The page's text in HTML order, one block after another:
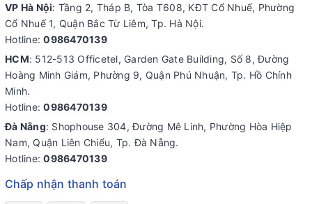
VP Hà Nội: Tầng 2, Tháp B, Tòa T608, KĐT Cổ Nhuế, Phường
Cổ Nhuế 1, Quận Bắc Từ Liêm, Tp. Hà Nội.
Hotline:0986470139
HCM: 512-513 Officetel, Garden Gate Building, Số 8, Đường
Hoàng Minh Giám, Phường 9, Quận Phú Nhuận, Tp. Hồ Chính
Minh.
Hotline:0986470139
Đà Nẵng: Shophouse 304, Đường Mê Linh, Phường Hòa Hiệp
Nam, Quận Liên Chiểu, Tp. Đà Nẵng.
Hotline:0986470139
Chấp nhận thanh toán